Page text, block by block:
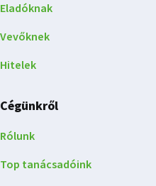
Eladóknak
Vevőknek
Hitelek
Cégünkről
Rólunk
Top tanácsadóink